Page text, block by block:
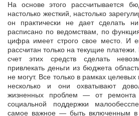
На основе этого рассчитывается
настолько жесткий, настолько
он практически не дает сделать
расписано по ведомствам, по
цифра имеет строго свое место. И
рассчитан только на текущие
счет этих средств сделать
привлекать деньги из бюджета
не могут. Все только в рамках
несколько и они охватывают
жизненных проблем — от ремонта
социальной поддержки
самое важное — быть включенным в